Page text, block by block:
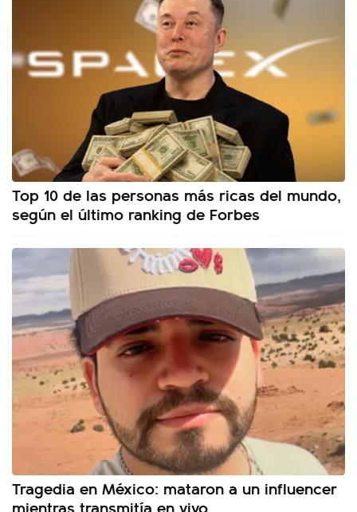
Top 10 de las personas más ricas del mundo,
según el último ranking de Forbes
Tragedia en México: mataron a un influencer
mientras transmitía en vivo